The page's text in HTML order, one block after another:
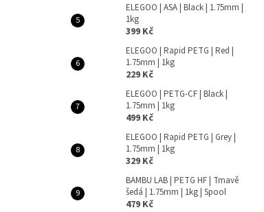
ELEGOO | ASA | Black | 1.75mm |
1kg
399 Kč
ELEGOO | Rapid PETG | Red |
1.75mm | 1kg
229 Kč
ELEGOO | PETG-CF | Black |
1.75mm | 1kg
499 Kč
ELEGOO | Rapid PETG | Grey |
1.75mm | 1kg
329 Kč
BAMBU LAB | PETG HF | Tmavě
šedá | 1.75mm | 1kg | Spool
479 Kč